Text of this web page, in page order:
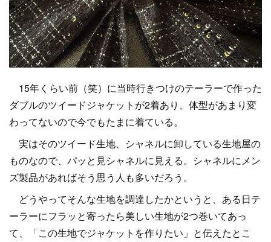
15年くらい前（笑）に当時行きつけのテーラーで作った
ダブルのツイードジャケットが2着あり、体型があまり変
わってないので今でもたまに着ている。
実はそのツイード生地、シャネルに卸している生地屋の
ものなので、パッと見シャネルに見える。シャネルにメン
ズ製品があればそう思う人も多いだろう。
どうやってそんな生地を調達したかというと、ある日テ
ーラーにフラッと寄ったら美しい生地が2つ巻いてあっ
て、「この生地でジャケットを作りたい」と伝えたとこ